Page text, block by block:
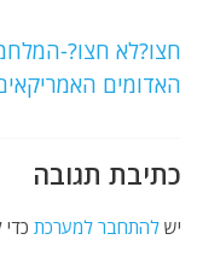
חצו?לא חצו?-
האדומים
כתיבת תגובה
ישלהתחבר למערכת